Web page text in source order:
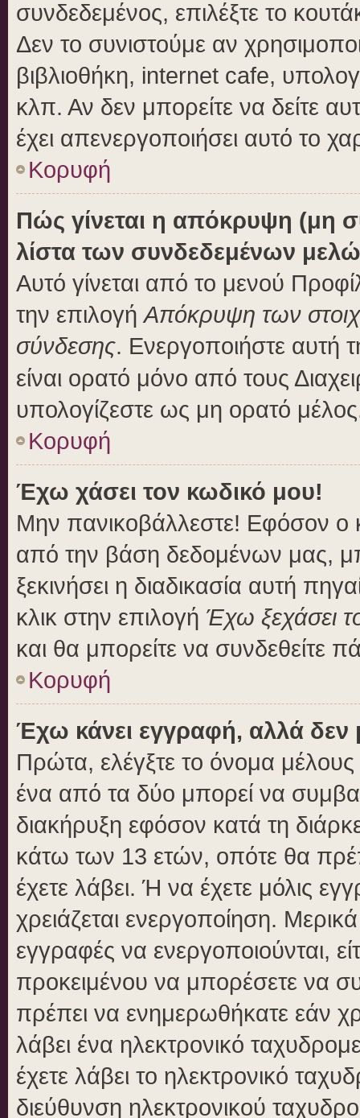
συνδεδεμένος, επιλέξτε το
Δεν το συνιστούμε αν
βιβλιοθήκη, internet cafe,
κλπ. Αν δεν μπορείτε να δείτε
έχει απενεργοποιήσει αυτό το
Κορυφή
Πώς γίνεται η απόκρυψη (μη
λίστα των συνδεδεμένων
Αυτό γίνεται από το μενού
την επιλογήΑπόκρυψη των
σύνδεσης. Ενεργοποιήστε αυτή
είναι ορατό μόνο από τους
υπολογίζεστε ως μη ορατό
Κορυφή
Έχω χάσει τον κωδικό μου!
Μην πανικοβάλλεστε! Εφόσον ο
από την βάση δεδομένων μας,
ξεκινήσει η διαδικασία αυτή
κλικ στην επιλογή Έχω ξεχάσει
και θα μπορείτε να συνδεθείτε
Κορυφή
Έχω κάνει εγγραφή, αλλά
Πρώτα, ελέγξτε το όνομα μέλους
ένα από τα δύο μπορεί να
διακήρυξη εφόσον κατά τη
κάτω των 13 ετών, οπότε θα
έχετε λάβει. Ή να έχετε μόλις
χρειάζεται ενεργοποίηση.
εγγραφές να ενεργοποιούνται,
προκειμένου να μπορέσετε να
πρέπει να ενημερωθήκατε εάν
λάβει ένα ηλεκτρονικό
έχετε λάβει το ηλεκτρονικό
διεύθυνση ηλεκτρονικού